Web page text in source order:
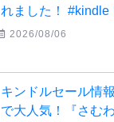
れました！ #kindle
2026/08/06
キンドルセール情
で大人気！『さむ